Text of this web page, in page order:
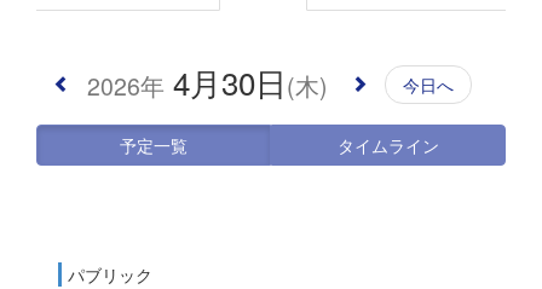
2026年 4月30日(木) 今日へ
予定一覧 タイムライン
パブリック